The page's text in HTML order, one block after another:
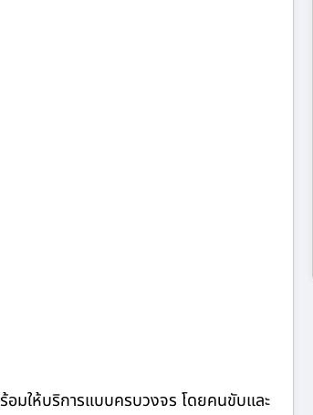
อมให้บริการแบบครบวงจร โดยคนขับและ